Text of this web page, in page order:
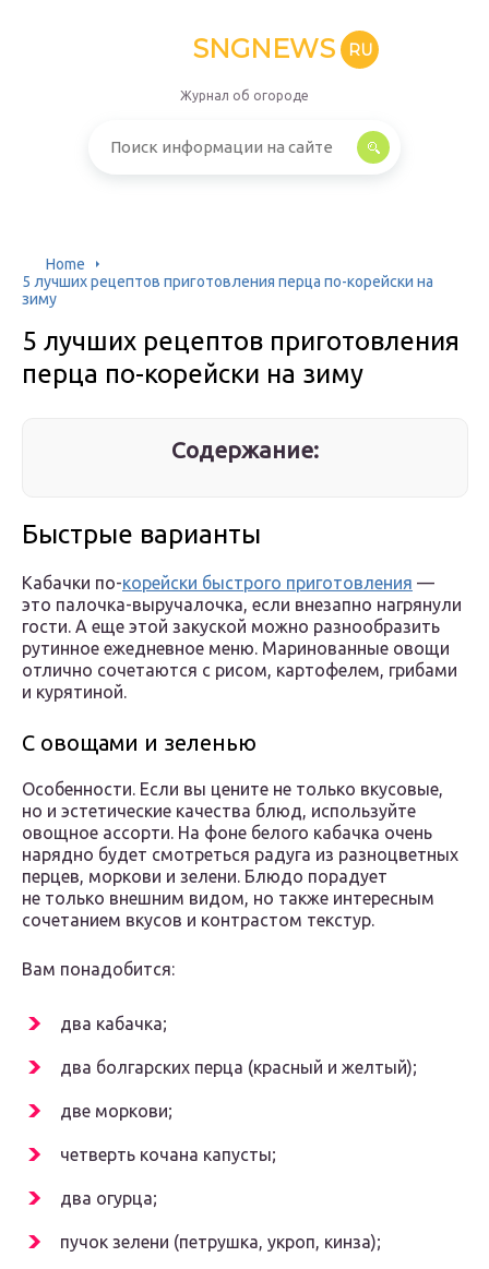
SNGNEWS RU
Журнал об огороде
Home
5 лучших рецептов приготовления перца по-корейски на
зиму
5 лучших рецептов приготовления
перца по-корейски на зиму
Содержание:
Быстрые варианты
Кабачки по-корейски быстрого приготовления —
это палочка-выручалочка, если внезапно нагрянули
гости. А еще этой закуской можно разнообразить
рутинное ежедневное меню. Маринованные овощи
отлично сочетаются с рисом, картофелем, грибами
и курятиной.
С овощами и зеленью
Особенности. Если вы цените не только вкусовые,
но и эстетические качества блюд, используйте
овощное ассорти. На фоне белого кабачка очень
нарядно будет смотреться радуга из разноцветных
перцев, моркови и зелени. Блюдо порадует
не только внешним видом, но также интересным
сочетанием вкусов и контрастом текстур.
Вам понадобится:
два кабачка;
два болгарских перца (красный и желтый);
две моркови;
четверть кочана капусты;
два огурца;
пучок зелени (петрушка, укроп, кинза);